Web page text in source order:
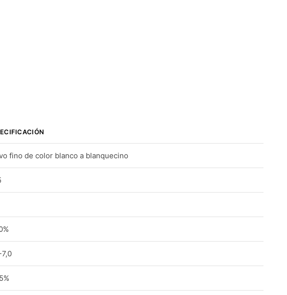
fino de color blanco a blanquecino